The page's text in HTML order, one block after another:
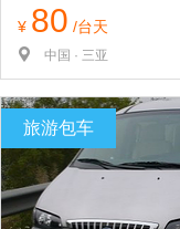
¥ 80 /台天
中国 · 三亚
旅游包车